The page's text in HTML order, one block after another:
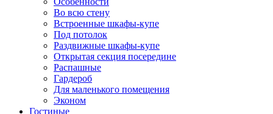
Во всю стену
Встроенные шкафы-купе
Под потолок
Раздвижные шкафы-купе
Открытая секция посередине
Распашные
Гардероб
Для маленького помещения
Эконом
Гостиные